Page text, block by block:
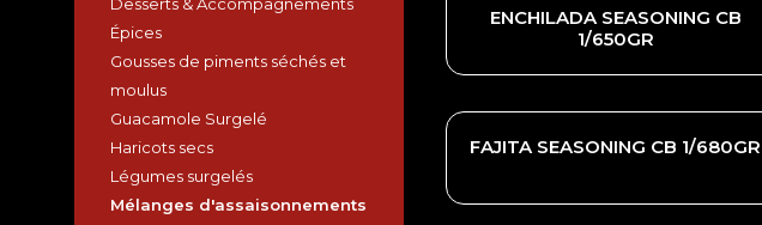
ENCHILADA SEASONING CB
1/650GR
FAJITA SEASONING CB 1/680GR
Épices
Gousses de piments séchés et
moulus
Guacamole Surgelé
Haricots secs
Légumes surgelés
Mélanges d'assaisonnements